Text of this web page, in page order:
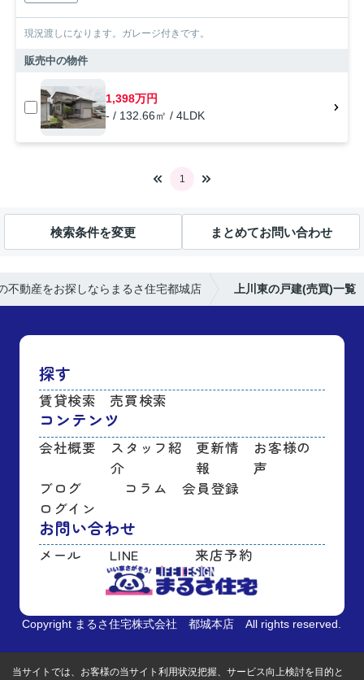
現況渡しになります。ガレージ付きです。
販売中の物件
1,398万円
- / 132.66㎡ / 4LDK
1
検索条件を変更 まとめてお問い合わせ
不動産をお探しならまるさ住宅都城店 上川東の戸建(売買)一覧
探す
賃貸検索 売買検索
コンテンツ
会社概要
スタッフ紹
介
更新情
報
お客様の
声
ブログ
コラム
会員登録
ログイン
お問い合わせ
メール LINE 来店予約
Copyright まるさ住宅株式会社 都城本店 All rights reserved.
当サイトでは、お客様の当サイト利用状況把握、サービス向上検討を目的と